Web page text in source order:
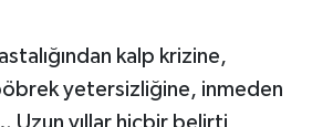
kalp krizine,
yetersizliğine, inmeden